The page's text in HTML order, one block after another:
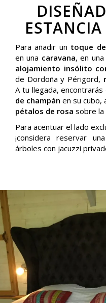
Para añadir un toque
en una caravana, en una
alojamiento insólito
de Dordoña y Périgord,
A tu llegada,
de champán en su cubo,
pétalos de rosa sobre la
Para acentuar el lado
¡considera reservar
árboles con jacuzzi